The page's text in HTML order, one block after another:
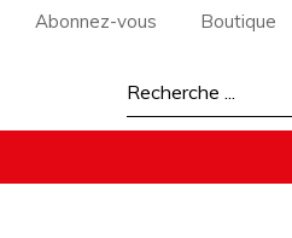
Abonnez-vous Boutique